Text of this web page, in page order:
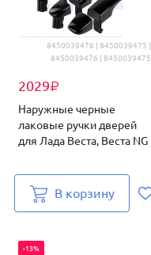
8450039476 | 8450039475 |
8450039476 | 8450039475
2029₽
Наружные черные
лаковые ручки дверей
для Лада Веста, Веста NG
В корзину
-13%